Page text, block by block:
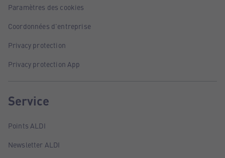
Paramètres des cookies
Coordonnées d'entreprise
Privacy protection
Privacy protection App
Service
Points ALDI
Newsletter ALDI